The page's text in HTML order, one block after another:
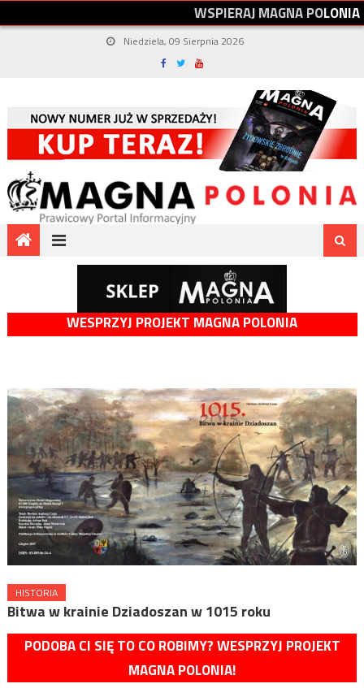
WSPIERAJMAGNAPOLONIA
Niedziela, 09 Sierpnia 2026
WESPRZYJ PROJEKT MAGNA POLONIA
HISTORIA
Bitwa w krainie Dziadoszan w 1015 roku
PODOBA CI SIĘ TO CO ROBIMY? WESPRZYJ PROJEKT
MAGNA POLONIA!